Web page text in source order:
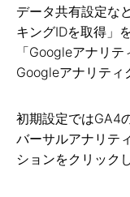
データ共有設定な
キングIDを取得」
「Googleアナリ
Googleアナリティ
初期設定ではGA4
バーサルアナリテ
ションをクリック